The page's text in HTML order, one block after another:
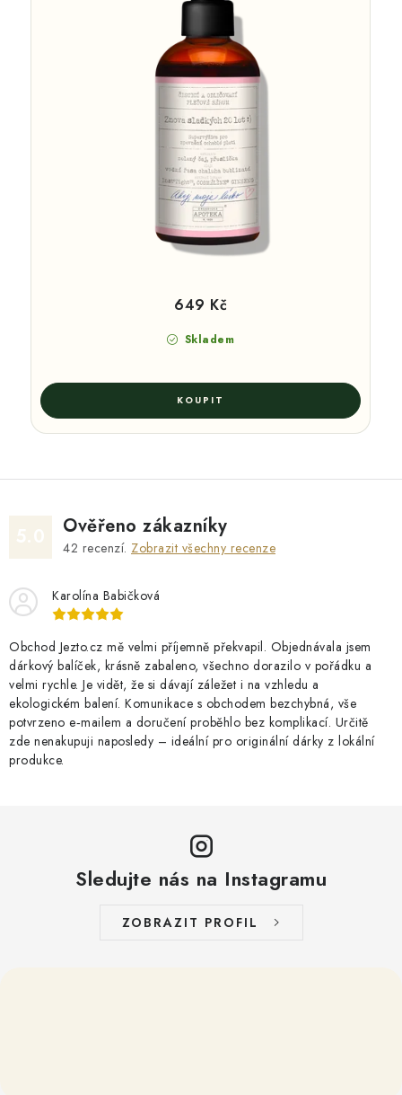
Skladem
649 Kč
Ověřeno zákazníky
42 recenzí. Zobrazit všechny recenze
Karolína Babičková
Obchod Jezto.cz mě velmi příjemně překvapil. Objednávala jsem
dárkový balíček, krásně zabaleno, všechno dorazilo v pořádku a
velmi rychle. Je vidět, že si dávají záležet i na vzhledu a
ekologickém balení. Komunikace s obchodem bezchybná, vše
potvrzeno e‑mailem a doručení proběhlo bez komplikací. Určitě
zde nenakupuji naposledy – ideální pro originální dárky z lokální
produkce.
Sledujte nás na Instagramu
ZOBRAZIT PROFIL